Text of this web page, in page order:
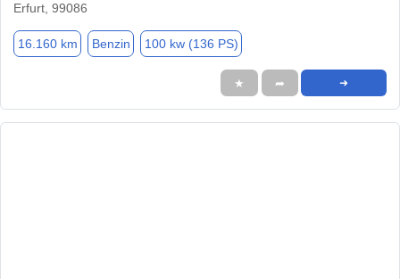
Erfurt, 99086
16.160 km Benzin 100 kw (136 PS)
★ ➦ ➜